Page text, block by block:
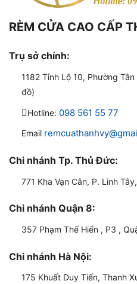
RÈM CỬA CAO CẤP
Trụ sở chính:
1182 Tỉnh Lộ 10, Phường
đồ)
Hotline: 098 561 55 77
Email
Chi nhánh Tp. Thủ Đức:
771 Kha Vạn Cân, P. Linh
Chi nhánh Quận 8:
357 Phạm Thế Hiển , P3 ,
Chi nhánh Hà Nội:
175 Khuất Duy Tiến, Thanh